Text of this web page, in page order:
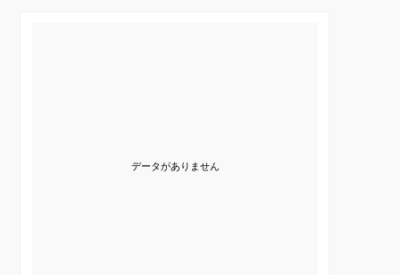
データがありません